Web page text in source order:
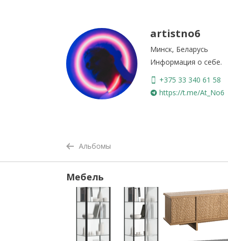
artistno6
Минск, Беларусь
Информация о себе.
+375 33 340 61 58
https://t.me/At_No6
Альбомы
Мебель